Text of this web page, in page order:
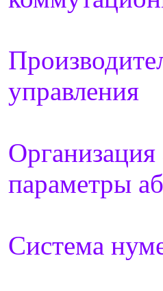
управления
Организация
параметры
Система